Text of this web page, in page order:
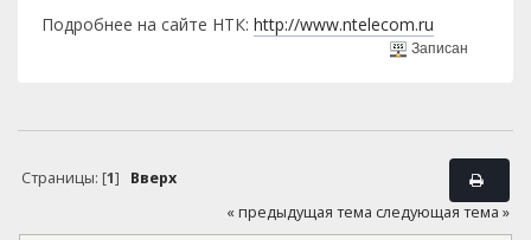
Подробнее на сайте НТК: http://www.ntelecom.ru
Записан
Страницы: [1] Вверх
« предыдущая тема следующая тема »